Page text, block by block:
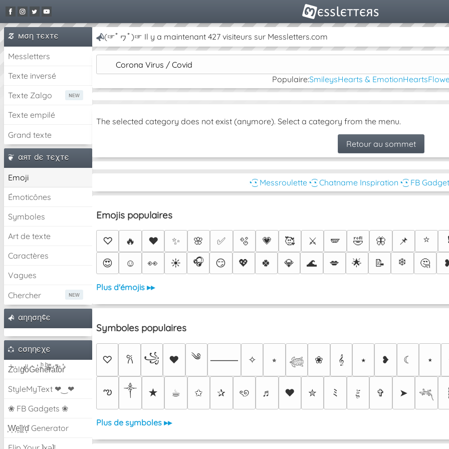
мση тєxтє
Messletters
Texte inversé
Texte Zalgo
Texte empilé
Grand texte
αят dє тєχтє
Emoji
Émoticônes
Symboles
Art de texte
Caractères
Vagues
Chercher
αηηση¢є
cσηηєχє
Z̾̽ảlg̀͐ͭ̽oͧG̀e̒̃nͪȅͪͫ̏̐r͌̑á͑t͌̑͛o̊r̓̐
StyleMyText ❤‿❤
❀ FB Gadgets ❀
͕͗W͕͕͗͗e͕͕͗͗i͕͕͗͗r͕͗d͕͗ Generator
(☞ﾟヮﾟ)☞ Il y a maintenant 427 visiteurs sur Messletters.com
Corona Virus / Covid
Populaire:SmileysHearts & EmotionHearts
The selected category does not exist (anymore). Select a category from the menu.
Retour au sommet
◔͜͡◔ Messroulette◔͜͡◔ Chatname Inspiration ◔͜͡◔ FB
Emojis populaires
♡ 🔥 ❤️ ✨ 🌸 ✅ 🫧 💗 🥰 ⚔️ 🪽 🤣 🦋 📌 ⭐
😍
☺️ 👀 ☀️ 🎧 😏 💖 🍀 💎 🌊 💋 🌟 📝 ❄️ 🤔
Plus d'émojis ▸▸
Symboles populaires
♡ 𐙚 ꧁ ♥ ༄ ⸻ ✧ ⭒ 𓆉 ❀ 𝄞 ⭑ ❥ ☾ ⋆
ఌ ༒︎ ★ ☕︎ ✩ ✰ ৎ୭ ♬ ❤ ✮ ﾐ 𝜉 ✞ ➤ 𓆈 ┊
Plus de symboles ▸▸